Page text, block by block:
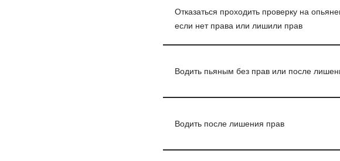
Отказаться проходить проверку на
если нет права или лишили прав
Водить пьяным без прав или после
Водить после лишения прав